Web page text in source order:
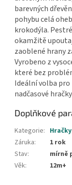
barevných
pohybu celá
krokodýla.
okamžitě
zaoblené hrany
Vyrobeno z
které bez
Ideální volba
nadčasové
Doplňkové
Kategorie: Hračky
Záruka:
1 rok
Stav:
mírně
Věk: 12m+